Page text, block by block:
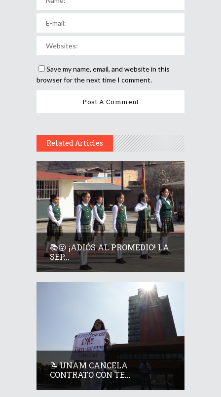
Save my name, email, and website in this
browser for the next time I comment.
Related Articles
📚😮 ¡ADIÓS AL PROMEDIO! LA
SEP...
📝 UNAM CANCELA
CONTRATO CON TE...